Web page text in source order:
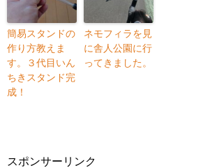
簡易スタンドの
作り方教えま
す。３代目いん
ちきスタンド完
成！
ネモフィラを見
に舎人公園に行
ってきました。
スポンサーリンク